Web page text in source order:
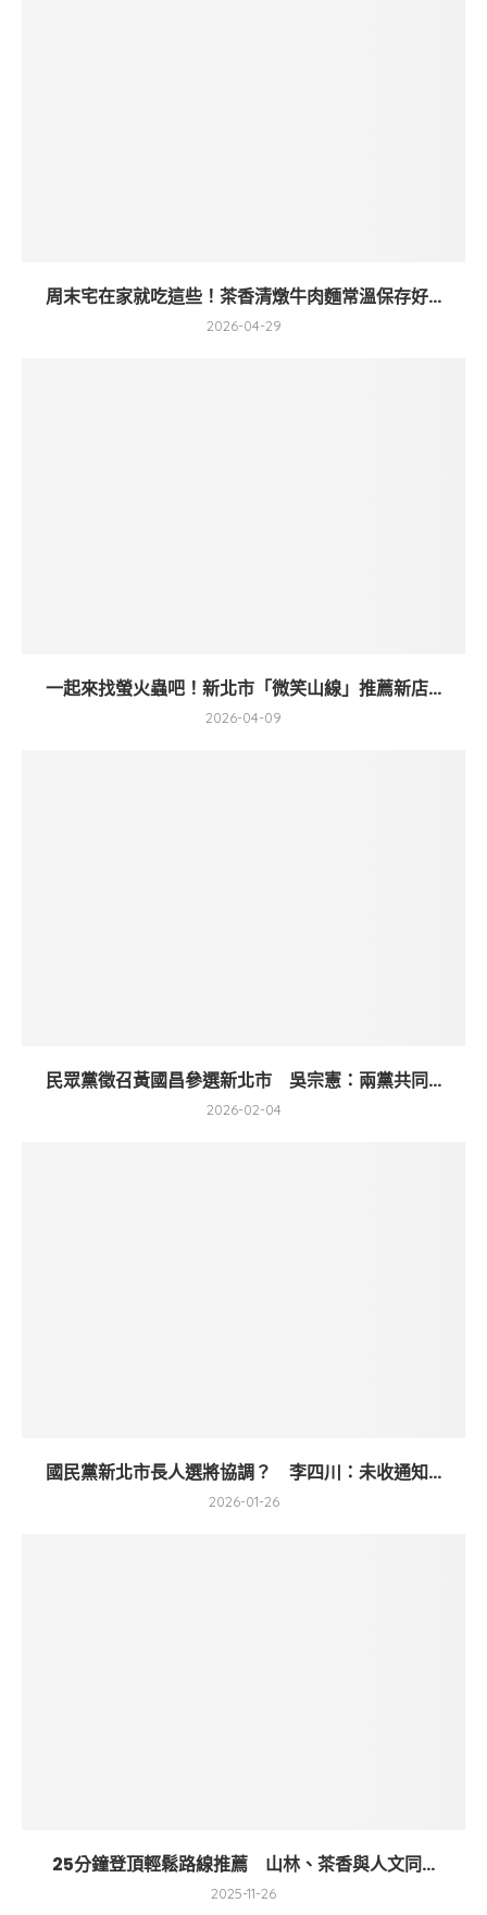
周末宅在家就吃這些！茶香清燉牛肉麵常溫保存好...
2026-04-29
一起來找螢火蟲吧！新北市「微笑山線」推薦新店...
2026-04-09
民眾黨徵召黃國昌參選新北市 吳宗憲：兩黨共同...
2026-02-04
國民黨新北市長人選將協調？ 李四川：未收通知...
2026-01-26
25分鐘登頂輕鬆路線推薦 山林、茶香與人文同...
2025-11-26